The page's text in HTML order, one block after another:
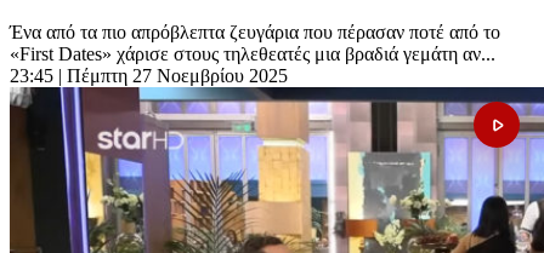
Ένα από τα πιο απρόβλεπτα ζευγάρια που πέρασαν ποτέ από το
«First Dates» χάρισε στους τηλεθεατές μια βραδιά γεμάτη αν...
23:45 | Πέμπτη 27 Νοεμβρίου 2025